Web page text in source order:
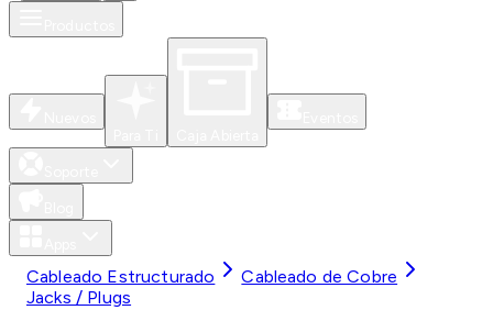
Cableado Estructurado
Cableado de Cobre
Jacks / Plugs